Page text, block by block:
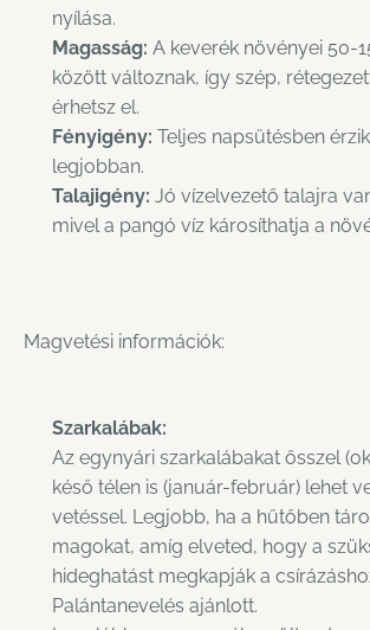
nyílása.
Magasság: A keverék növényei 50-
között változnak, így szép,
érhetsz el.
Fényigény: Teljes napsütésben
legjobban.
Talajigény: Jó vízelvezető talajra
mivel a pangó víz károsíthatja a
Magvetési információk:
Szarkalábak:
Az egynyári szarkalábakat ősszel
késő télen is (január-február) lehet
vetéssel. Legjobb, ha a hűtőben
magokat, amíg elveted, hogy a
hideghatást megkapják a
Palántanevelés ajánlott.